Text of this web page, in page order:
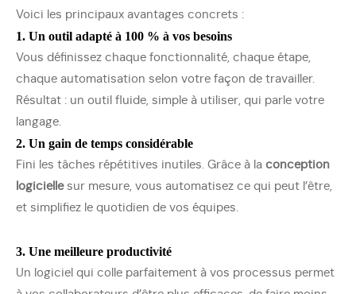
Voici les principaux avantages concrets :
1. Un outil adapté à 100 % à vos besoins
Vous définissez chaque fonctionnalité, chaque étape,
chaque automatisation selon votre façon de travailler.
Résultat : un outil fluide, simple à utiliser, qui parle votre
langage.
2. Un gain de temps considérable
Fini les tâches répétitives inutiles. Grâce à la conception
logiciellesur mesure, vous automatisez ce qui peut l’être,
et simplifiez le quotidien de vos équipes.
3. Une meilleure productivité
Un logiciel qui colle parfaitement à vos processus permet